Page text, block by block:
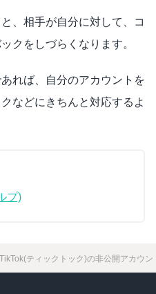
、相手が自分に対して、コ
クをしづらくなります。
れば、自分のアカウントを
などにきちんと対応するよ
プ)
TikTok(ティックトック)の非公開アカウ